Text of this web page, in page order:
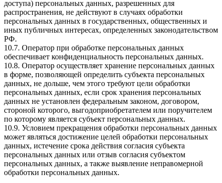
доступа) персональных данных, разрешенных для
распространения, не действуют в случаях обработки
персональных данных в государственных, общественных и
иных публичных интересах, определенных законодательством
РФ.
10.7. Оператор при обработке персональных данных
обеспечивает конфиденциальность персональных данных.
10.8. Оператор осуществляет хранение персональных данных
в форме, позволяющей определить субъекта персональных
данных, не дольше, чем этого требуют цели обработки
персональных данных, если срок хранения персональных
данных не установлен федеральным законом, договором,
стороной которого, выгодоприобретателем или поручителем
по которому является субъект персональных данных.
10.9. Условием прекращения обработки персональных данных
может являться достижение целей обработки персональных
данных, истечение срока действия согласия субъекта
персональных данных или отзыв согласия субъектом
персональных данных, а также выявление неправомерной
обработки персональных данных.